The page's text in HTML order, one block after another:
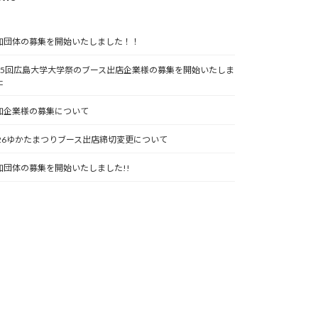
団体の募集を開始いたしました！！
回広島大学大学祭のブース出店企業様の募集を開始いたしま
企業様の募集について
ゆかたまつりブース出店締切変更について
団体の募集を開始いたしました!!